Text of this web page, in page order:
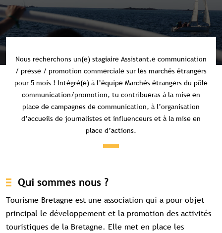
Nous recherchons un(e) stagiaire Assistant.e communication
/ presse / promotion commerciale sur les marchés étrangers
pour 5 mois ! Intégré(e) à l’équipe Marchés étrangers du pôle
communication/promotion, tu contribueras à la mise en
place de campagnes de communication, à l’organisation
d’accueils de journalistes et influenceurs et à la mise en
place d’actions.
Qui sommes nous ?
Tourisme Bretagne est une association qui a pour objet
principal le développement et la promotion des activités
touristiques de la Bretagne. Elle met en place les